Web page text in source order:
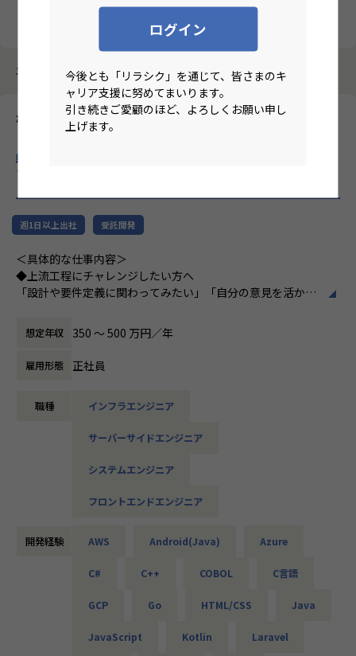
ログイン
今後とも「リラシク」を通じて、皆さまのキ
ャリア支援に努めてまいります。
引き続きご愛顧のほど、よろしくお願い申し
上げます。
3987件中 11件～20件
株式会社パートナー
験枠/IT実務6ケ月以上】上場企業のグループ会社でのITエンジニ
ア募集！
週1日以上出社 受託開発
＜具体的な仕事内容＞
◆上流工程にチャレンジしたい方へ
「設計や要件定義に関わってみたい」「自分の意見を活かせ
そんな方には700社以上の中からスキルや希望に合う案件を
ご紹介しています。
たとえば、ヨガ配信アプリやECサイトの新規開発、クラウド
設計など、上流フェーズから関われる案件も豊富です。ま
ひとりで悩まず、安心して挑戦できます。
◆落ち着いた環境で、長く働きたい方へ
OKの案件も多く、週2～3日出社が基本。残業は月9時間ほど
現場には教育担当がつき、月1回の面談やチャット相談も実
にも柔軟に対応しています。
◆将来的にマネジメントにも挑戦したい方へ
回の面談を通じて方向性を確認しながら、段階的にマネジメ
想定年収 350 〜 500 万円／年
雇用形態 正社員
職種 インフラエンジニア
サーバーサイドエンジニア
システムエンジニア
フロントエンドエンジニア
開発経験 AWS Android(Java) Azure
C# C++ COBOL C言語
GCP Go HTML/CSS Java
JavaScript Kotlin Laravel